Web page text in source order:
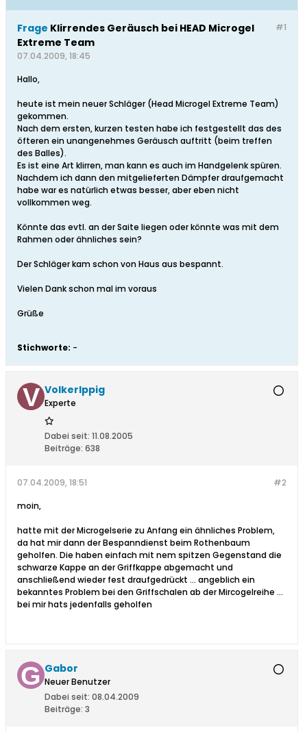
#1
Frage Klirrendes Geräusch bei HEAD Microgel
Extreme Team
07.04.2009, 18:45
Hallo,
heute ist mein neuer Schläger (Head Microgel Extreme Team)
gekommen.
Nach dem ersten, kurzen testen habe ich festgestellt das des
öfteren ein unangenehmes Geräusch auftritt (beim treffen
des Balles).
Es ist eine Art klirren, man kann es auch im Handgelenk spüren.
Nachdem ich dann den mitgelieferten Dämpfer draufgemacht
habe war es natürlich etwas besser, aber eben nicht
vollkommen weg.
Könnte das evtl. an der Saite liegen oder könnte was mit dem
Rahmen oder ähnliches sein?
Der Schläger kam schon von Haus aus bespannt.
Vielen Dank schon mal im voraus
Grüße
Stichworte: -
VolkerIppig
Experte
Dabei seit: 11.08.2005
Beiträge: 638
#2
07.04.2009, 18:51
moin,
hatte mit der Microgelserie zu Anfang ein ähnliches Problem,
da hat mir dann der Bespanndienst beim Rothenbaum
geholfen. Die haben einfach mit nem spitzen Gegenstand die
schwarze Kappe an der Griffkappe abgemacht und
anschließend wieder fest draufgedrückt ... angeblich ein
bekanntes Problem bei den Griffschalen ab der Mircogelreihe ...
bei mir hats jedenfalls geholfen
Gabor
Neuer Benutzer
Dabei seit: 08.04.2009
Beiträge: 3